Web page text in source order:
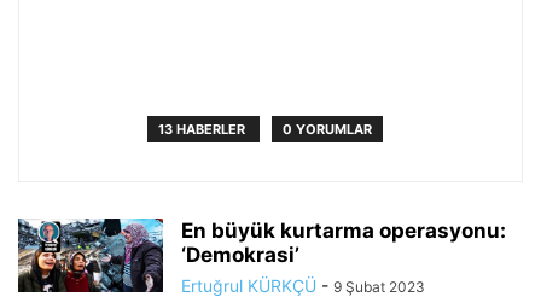
13 HABERLER 0 YORUMLAR
En büyük kurtarma operasyonu:
‘Demokrasi’
Ertuğrul KÜRKÇÜ - 9 Şubat 2023